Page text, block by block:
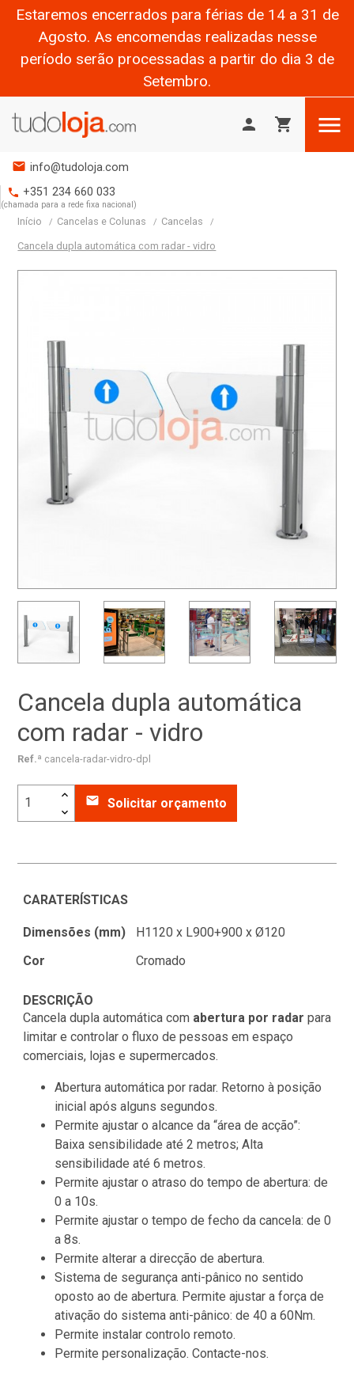
Estaremos encerrados para férias de 14 a 31 de
Agosto. As encomendas realizadas nesse
período serão processadas a partir do dia 3 de
Setembro.
person shopping_cart 
mail info@tudoloja.com
phone +351 234 660 033
(chamada para a rede fixa nacional)
Início Cancelas e Colunas Cancelas
Cancela dupla automática com radar - vidro
Cancela dupla automática
com radar - vidro
Ref.ª cancela-radar-vidro-dpl
email Solicitar orçamento
CARATERÍSTICAS
Dimensões (mm)
H1120 x L900+900 x Ø120
Cor
Cromado
DESCRIÇÃO
Cancela dupla automática com abertura por radar para
limitar e controlar o fluxo de pessoas em espaço
comerciais, lojas e supermercados.
Abertura automática por radar. Retorno à posição
inicial após alguns segundos.
Permite ajustar o alcance da “área de acção”:
Baixa sensibilidade até 2 metros; Alta
sensibilidade até 6 metros.
Permite ajustar o atraso do tempo de abertura: de
0 a 10s.
Permite ajustar o tempo de fecho da cancela: de 0
a 8s.
Permite alterar a direcção de abertura.
Sistema de segurança anti-pânico no sentido
oposto ao de abertura. Permite ajustar a força de
ativação do sistema anti-pânico: de 40 a 60Nm.
Permite instalar controlo remoto.
Permite personalização. Contacte-nos.